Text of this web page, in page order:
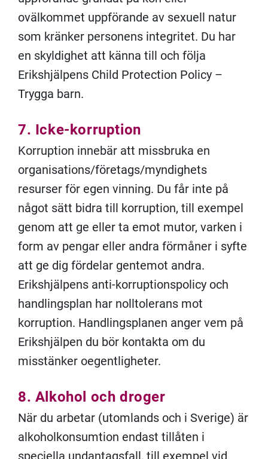
ovälkommet uppförande av sexuell natur
som kränker personens integritet. Du har
en skyldighet att känna till och följa
Erikshjälpens Child Protection Policy –
Trygga barn.
7. Icke-korruption
Korruption innebär att missbruka en
organisations/företags/myndighets
resurser för egen vinning. Du får inte på
något sätt bidra till korruption, till exempel
genom att ge eller ta emot mutor, varken i
form av pengar eller andra förmåner i syfte
att ge dig fördelar gentemot andra.
Erikshjälpens anti-korruptionspolicy och
handlingsplan har nolltolerans mot
korruption. Handlingsplanen anger vem på
Erikshjälpen du bör kontakta om du
misstänker oegentligheter.
8. Alkohol och droger
När du arbetar (utomlands och i Sverige) är
alkoholkonsumtion endast tillåten i
speciella undantagsfall, till exempel vid